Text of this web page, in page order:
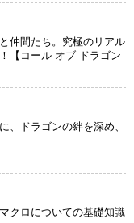
仲間たち。究極のリアル
【コール オブ ドラゴン
、ドラゴンの絆を深め、
クロについての基礎知識